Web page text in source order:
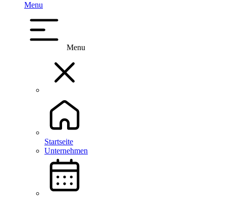
Menu
Menu
Startseite
Unternehmen